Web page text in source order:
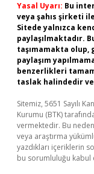
Yasal Uyarı: Bu
veya şahıs şirketi
Sitede yalnızca
paylaşılmaktadır.
taşımamakta olup,
paylaşım
benzerlikleri
taslak halindedir
Sitemiz, 5651 Sayılı
Kurumu (BTK)
vermektedir. Bu
veya araştırma
yazdıkları içeriklerin
bu sorumluluğu kabul